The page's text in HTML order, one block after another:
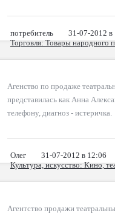
потребитель
31-07-2012 в
Торговля: Товары народного
Агенство по продаже
представилась как Анна
телефону, диагноз - истеричка.
Олег
31-07-2012 в 12:06
Культура, искусство: Кино,
Агентство продажи